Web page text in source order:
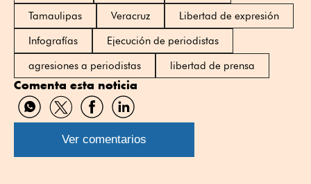
Tamaulipas
Veracruz
Libertad de expresión
Infografías
Ejecución de periodistas
agresiones a periodistas
libertad de prensa
Comenta esta noticia
Compartir
por
WhatsApp
Compartir
por
Twitter
Compartir
por
Facebook
Compartir
por
Linkedin
Ver comentarios